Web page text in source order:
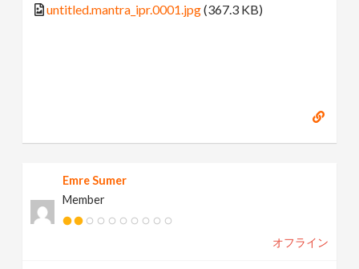
untitled.mantra_ipr.0001.jpg(367.3 KB)
Emre Sumer
Member
オフライン